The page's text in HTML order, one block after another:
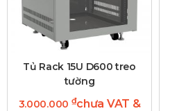
Tủ Rack 15U D600 treo
tường
3.000.000 ₫chưa VAT &